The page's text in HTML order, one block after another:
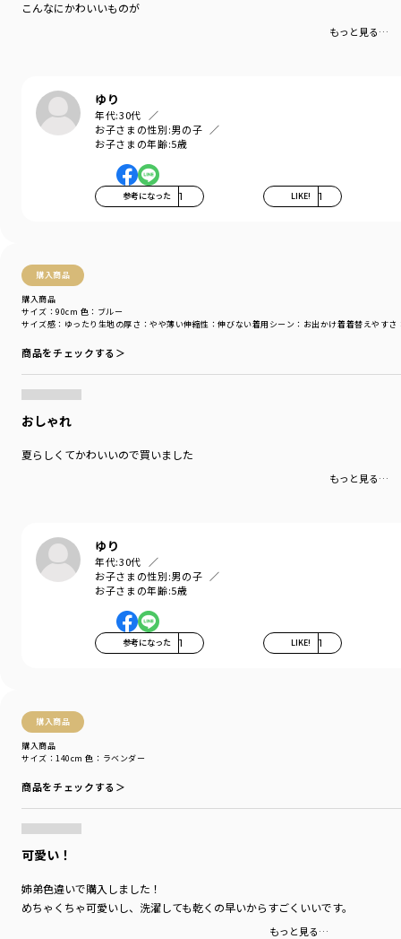
こんなにかわいいものが
もっと見る…
ゆり
年代:30代
お子さまの性別:男の子
お子さまの年齢:5歳
参考になった 1 LIKE! 1
購入商品
購入商品
サイズ感 ：ゆったり 生地の厚さ ：やや薄い伸縮性 ：伸びない着用シーン ：お出かけ着着替えやすさ
サイズ：90cm 色：ブルー
商品をチェックする＞
おしゃれ
夏らしくてかわいいので買いました
もっと見る…
ゆり
年代:30代
お子さまの性別:男の子
お子さまの年齢:5歳
参考になった 1 LIKE! 1
購入商品
購入商品
サイズ：140cm 色：ラベンダー
商品をチェックする＞
可愛い！
姉弟色違いで購入しました！
めちゃくちゃ可愛いし、洗濯しても乾くの早いからすごくいいです。
もっと見る…
普段使いにおすすめです。
-----
伸縮性：あり
ポケット：あり
着用イメージ/カラー：ラベンダー
モデル：身長109.0cm 体重17.0kg
サイズ：サイズ110
カテゴリ
カラー
性別タイプ
商品番号
／11-4206-426